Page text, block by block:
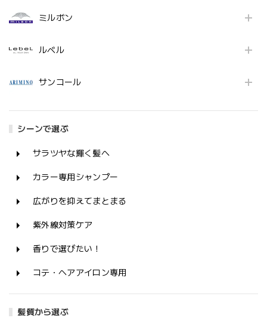
ミルボン
ルベル
サンコール
シーンで選ぶ
サラツヤな輝く髪へ
カラー専用シャンプー
広がりを抑えてまとまる
紫外線対策ケア
香りで選びたい！
コテ・ヘアアイロン専用
髪質から選ぶ